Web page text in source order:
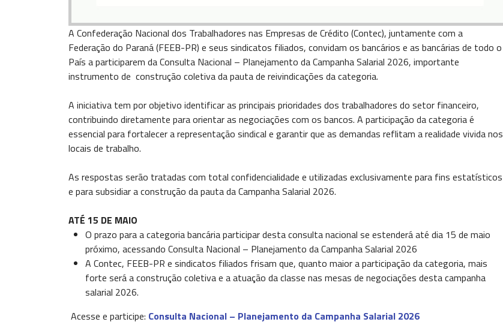
A Confederação Nacional dos Trabalhadores nas Empresas de Crédito (Contec), juntamente com a
Federação do Paraná (FEEB-PR) e seus sindicatos filiados, convidam os bancários e as bancárias de todo o
País a participarem da Consulta Nacional – Planejamento da Campanha Salarial 2026, importante
instrumento de construção coletiva da pauta de reivindicações da categoria.
A iniciativa tem por objetivo identificar as principais prioridades dos trabalhadores do setor financeiro,
contribuindo diretamente para orientar as negociações com os bancos. A participação da categoria é
essencial para fortalecer a representação sindical e garantir que as demandas reflitam a realidade vivida nos
locais de trabalho.
As respostas serão tratadas com total confidencialidade e utilizadas exclusivamente para fins estatísticos
e para subsidiar a construção da pauta da Campanha Salarial 2026.
ATÉ 15 DE MAIO
O prazo para a categoria bancária participar desta consulta nacional se estenderá até dia 15 de maio
próximo, acessando Consulta Nacional – Planejamento da Campanha Salarial 2026
A Contec, FEEB-PR e sindicatos filiados frisam que, quanto maior a participação da categoria, mais
forte será a construção coletiva e a atuação da classe nas mesas de negociações desta campanha
salarial 2026.
Acesse e participe: Consulta Nacional – Planejamento da Campanha Salarial 2026